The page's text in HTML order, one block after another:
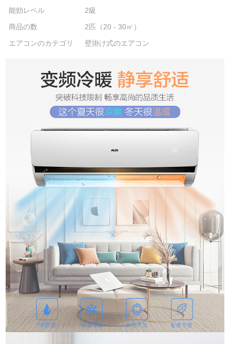
能効レベル
2級
商品の数
2匹（20 - 30㎡）
エアコンのカテゴリ
壁掛け式のエアコン